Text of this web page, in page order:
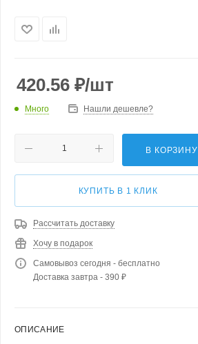
420.56 ₽/шт
Много Нашли дешевле?
В КОРЗИНУ
КУПИТЬ В 1 КЛИК
Рассчитать доставку
Хочу в подарок
Самовывоз сегодня - бесплатно
Доставка завтра - 390 ₽
ОПИСАНИЕ